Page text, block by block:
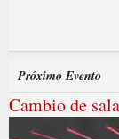
Próximo Evento
Cambio de